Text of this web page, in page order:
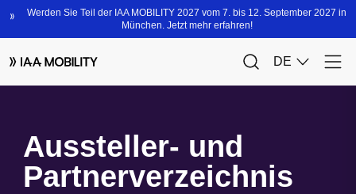
Aussteller- und
Partnerverzeichnis